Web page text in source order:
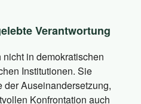
Verantwortung
in demokratischen
Institutionen. Sie
Auseinandersetzung,
Konfrontation auch